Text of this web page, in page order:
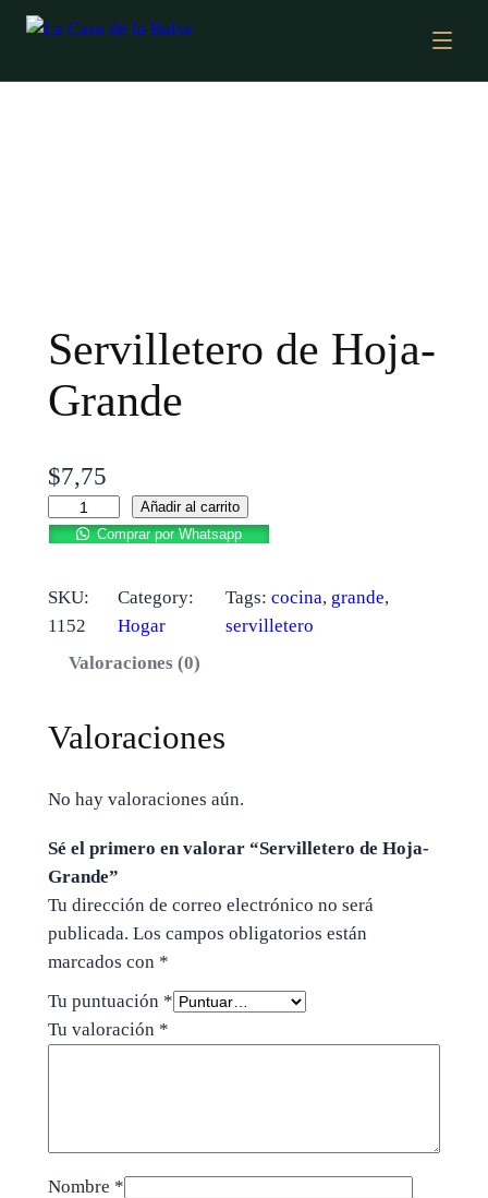
Servilletero de Hoja-
Grande
$7,75
Añadir al carrito
Comprar por Whatsapp
SKU:
1152
Category:
Hogar
Tags:cocina, grande
servilletero
Valoraciones (0)
Valoraciones
No hay valoraciones aún.
Sé el primero en valorar “Servilletero de Hoja-
Grande”
Tu dirección de correo electrónico no será
publicada. Los campos obligatorios están
marcados con *
Tu puntuación *
Tu valoración *
Nombre *